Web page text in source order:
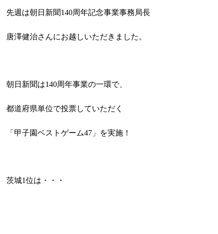
先週は朝日新聞140周年記念事業事務局長
唐澤健治さんにお越しいただきました。
朝日新聞は140周年事業の一環で、
都道府県単位で投票していただく
「甲子園ベストゲーム47」を実施！
茨城1位は・・・